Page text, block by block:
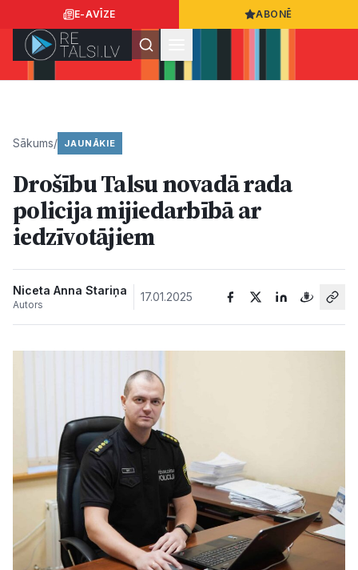
E-AVĪZE ABONĒ
Ziņas
Sabiedrība
Dzīvesstils
Kultūra
Bizness
Video
Vieta
Sākums/ JAUNĀKIE
Drošību Talsu novadā rada
policija mijiedarbībā ar
iedzīvotājiem
Niceta Anna Stariņa
Autors
17.01.2025